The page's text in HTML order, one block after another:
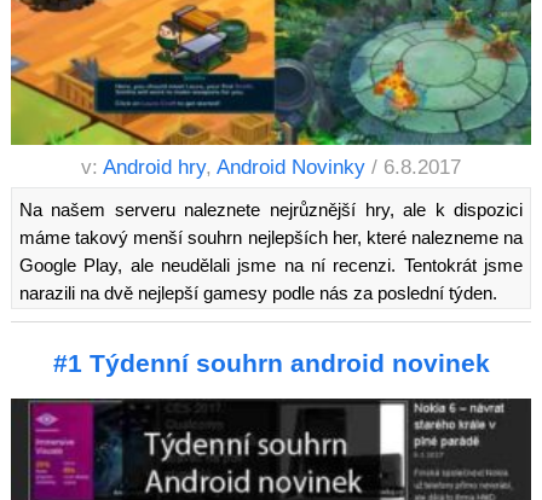
v: Android hry, Android Novinky / 6.8.2017
Na našem serveru naleznete nejrůznější hry, ale k dispozici
máme takový menší souhrn nejlepších her, které nalezneme na
Google Play, ale neudělali jsme na ní recenzi. Tentokrát jsme
narazili na dvě nejlepší gamesy podle nás za poslední týden.
#1 Týdenní souhrn android novinek